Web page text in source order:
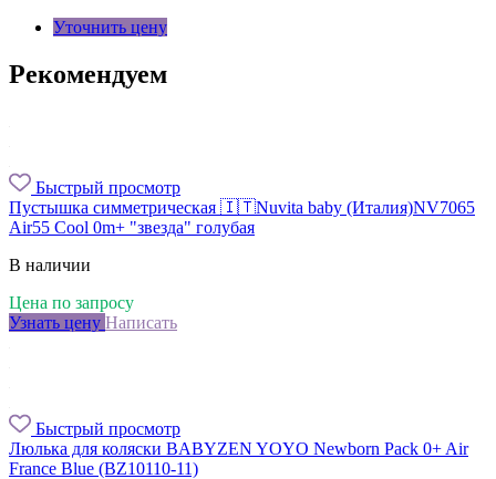
Уточнить цену
Рекомендуем
Быстрый просмотр
Пустышка симметрическая 🇮🇹Nuvita baby (Италия)NV7065
Air55 Cool 0m+ "звезда" голубая
В наличии
Цена по запросу
Узнать цену Написать
Быстрый просмотр
Люлька для коляски BABYZEN YOYO Newborn Pack 0+ Air
France Blue (BZ10110-11)